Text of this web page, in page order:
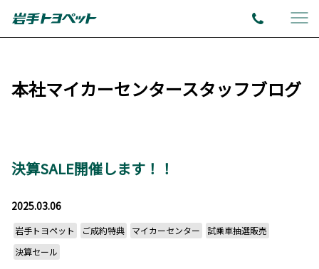
本社マイカーセンタースタッフブログ
決算SALE開催します！！
2025.03.06
岩手トヨペット ご成約特典 マイカーセンター
試乗車抽選販売
決算セール